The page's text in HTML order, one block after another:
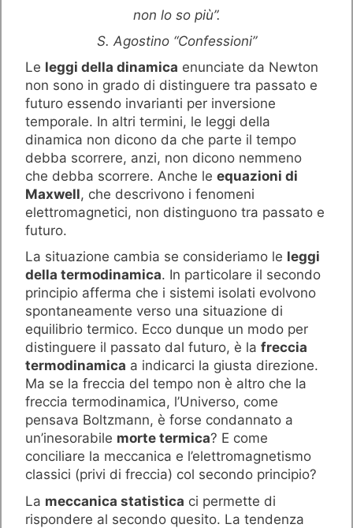
non lo so più”.
S. Agostino “Confessioni”
Le leggi della dinamica enunciate da Newton
non sono in grado di distinguere tra passato e
futuro essendo invarianti per inversione
temporale. In altri termini, le leggi della
dinamica non dicono da che parte il tempo
debba scorrere, anzi, non dicono nemmeno
che debba scorrere. Anche le equazioni di
Maxwell, che descrivono i fenomeni
elettromagnetici, non distinguono tra passato e
futuro.
La situazione cambia se consideriamo le leggi
della termodinamica. In particolare il secondo
principio afferma che i sistemi isolati evolvono
spontaneamente verso una situazione di
equilibrio termico. Ecco dunque un modo per
distinguere il passato dal futuro, è la freccia
termodinamica a indicarci la giusta direzione.
Ma se la freccia del tempo non è altro che la
freccia termodinamica, l’Universo, come
pensava Boltzmann, è forse condannato a
un’inesorabile morte termica? E come
conciliare la meccanica e l’elettromagnetismo
classici (privi di freccia) col secondo principio?
La meccanica statistica ci permette di
rispondere al secondo quesito. La tendenza